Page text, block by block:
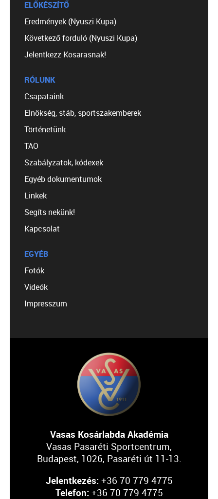
ELŐKÉSZÍTŐ
Eredmények (Nyuszi Kupa)
Következő forduló (Nyuszi Kupa)
Jelentkezz Kosarasnak!
RÓLUNK
Csapataink
Elnökség, stáb, sportszakemberek
Történetünk
TAO
Szabályzatok, kódexek
Egyéb dokumentumok
Linkek
Segíts nekünk!
Kapcsolat
EGYÉB
Fotók
Videók
Impresszum
Vasas Kosárlabda Akadémia
Vasas Pasaréti Sportcentrum,
Budapest, 1026, Pasaréti út 11-13.
Jelentkezés: +36 70 779 4775
Telefon: +36 70 779 4775